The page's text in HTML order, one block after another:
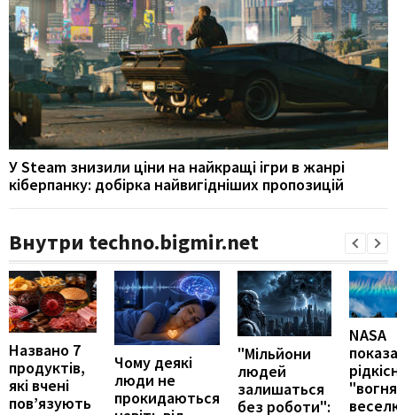
У Steam знизили ціни на найкращі ігри в жанрі
кіберпанку: добірка найвигідніших пропозицій
Внутри techno.bigmir.net
Названо 7
продуктів,
які вчені
пов’язують
Чому деякі
люди не
прокидаються
"Мільйони
людей
залишаться
без роботи":
NASA